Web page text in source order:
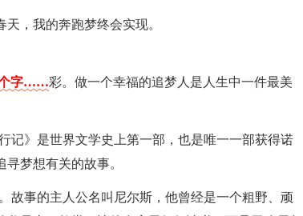
，我的奔跑梦终会实现。
字……彩。做一个幸福的追梦人是人生中一件最美
记》是世界文学史上第一部，也是唯一一部获得诺
梦想有关的故事。
故事的主人公名叫尼尔斯，他曾经是一个粗野、顽